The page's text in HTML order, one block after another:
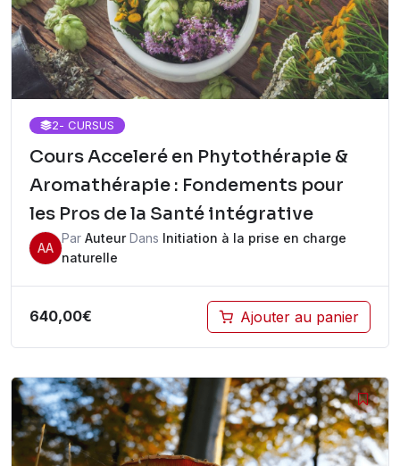
2- CURSUS
Cours Acceleré en Phytothérapie &
Aromathérapie : Fondements pour
les Pros de la Santé intégrative
AA
Par AuteurDans Initiation à la prise en charge
naturelle
640,00€ Ajouter au panier